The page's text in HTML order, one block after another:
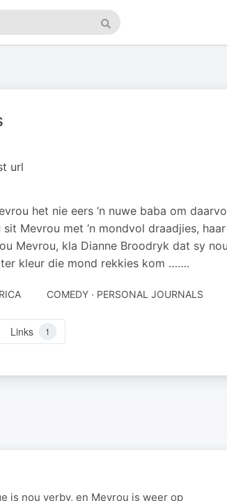
Search
url
het nie eers ‘n nuwe baba om
Mevrou met ‘n mondvol draadjies,
Mevrou, kla Dianne Broodryk dat sy
kleur die mond rekkies kom …….
COMEDY · PERSONAL JOURNALS
Links 1
is nou verby, en Mevrou is weer op